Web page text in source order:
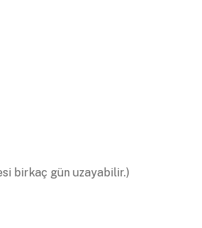
birkaç gün uzayabilir.)